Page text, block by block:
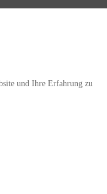
und Ihre Erfahrung zu